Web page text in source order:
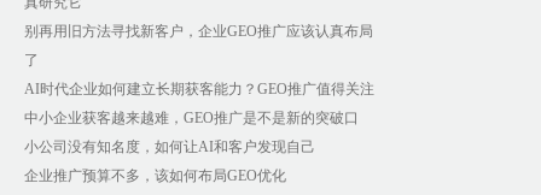
别再用旧方法寻找新客户，企业GEO推广应该认真布局
了
AI时代企业如何建立长期获客能力？GEO推广值得关注
中小企业获客越来越难，GEO推广是不是新的突破口
小公司没有知名度，如何让AI和客户发现自己
企业推广预算不多，该如何布局GEO优化